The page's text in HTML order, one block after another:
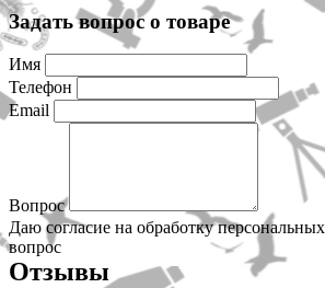
Задать вопрос о товаре
Имя
Телефон
Email
Вопрос
Даю согласие на обработку
вопрос
Отзывы